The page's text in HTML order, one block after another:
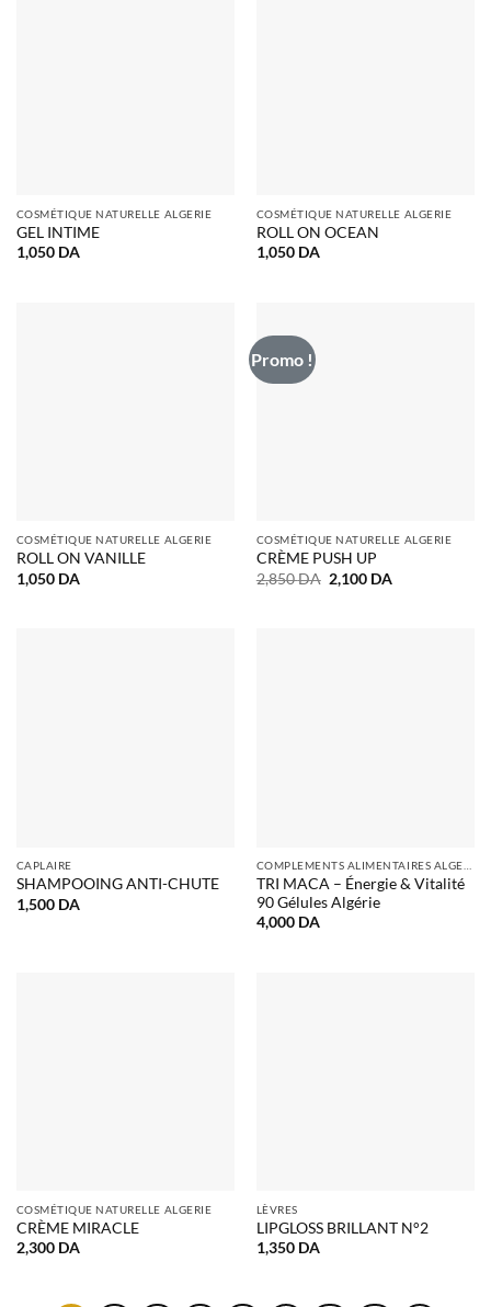
COSMÉTIQUE NATURELLE ALGERIE
GEL INTIME
1,050 DA
COSMÉTIQUE NATURELLE ALGERIE
ROLL ON OCEAN
1,050 DA
COSMÉTIQUE NATURELLE ALGERIE
ROLL ON VANILLE
1,050 DA
Promo !
COSMÉTIQUE NATURELLE ALGERIE
CRÈME PUSH UP
2,850DA Le
prix
2,100 DALe
CAPLAIRE
SHAMPOOING ANTI-CHUTE
1,500 DA
TRI MACA – Énergie & Vitalité
90 Gélules Algérie
4,000 DA
COSMÉTIQUE NATURELLE ALGERIE
CRÈME MIRACLE
2,300 DA
LÈVRES
LIPGLOSS BRILLANT N°2
1,350 DA